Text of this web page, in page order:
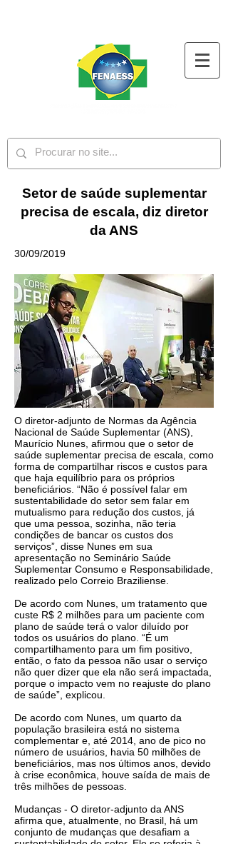
Setor de saúde suplementar
precisa de escala, diz diretor
da ANS
30/09/2019
O diretor-adjunto de Normas da Agência
Nacional de Saúde Suplementar (ANS),
Maurício Nunes, afirmou que o setor de
saúde suplementar precisa de escala, como
forma de compartilhar riscos e custos para
que haja equilíbrio para os próprios
beneficiários. “Não é possível falar em
sustentabilidade do setor sem falar em
mutualismo para redução dos custos, já
que uma pessoa, sozinha, não teria
condições de bancar os custos dos
serviços”, disse Nunes em sua
apresentação no Seminário Saúde
Suplementar Consumo e Responsabilidade,
realizado pelo Correio Braziliense.
De acordo com Nunes, um tratamento que
custe R$ 2 milhões para um paciente com
plano de saúde terá o valor diluído por
todos os usuários do plano. “É um
compartilhamento para um fim positivo,
então, o fato da pessoa não usar o serviço
não quer dizer que ela não será impactada,
porque o impacto vem no reajuste do plano
de saúde”, explicou.
De acordo com Nunes, um quarto da
população brasileira está no sistema
complementar e, até 2014, ano de pico no
número de usuários, havia 50 milhões de
beneficiários, mas nos últimos anos, devido
à crise econômica, houve saída de mais de
três milhões de pessoas.
Mudanças - O diretor-adjunto da ANS
afirma que, atualmente, no Brasil, há um
conjunto de mudanças que desafiam a